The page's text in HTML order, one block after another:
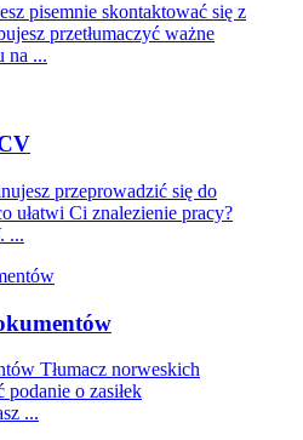
pisemnie skontaktować się z
przetłumaczyć ważne
na ...
przeprowadzić się do
ułatwi Ci znalezienie pracy?
...
Tłumacz norweskich
o zasiłek
...